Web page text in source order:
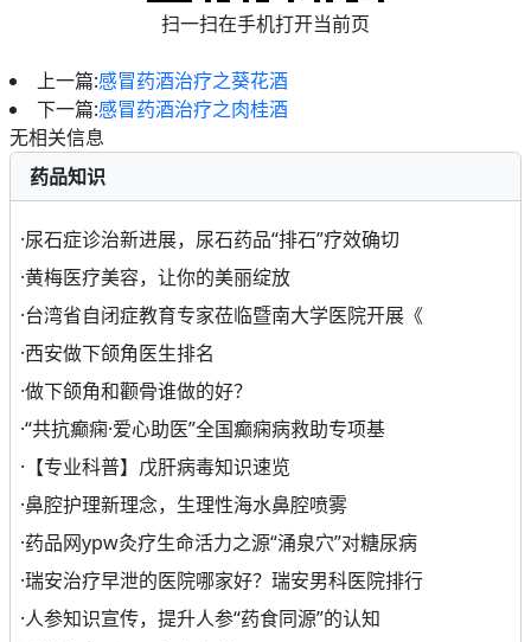
扫一扫在手机打开当前页
上一篇:感冒药酒治疗之葵花酒
下一篇:感冒药酒治疗之肉桂酒
无相关信息
药品知识
·尿石症诊治新进展，尿石药品“排石”疗效确切
·黄梅医疗美容，让你的美丽绽放
·台湾省自闭症教育专家莅临暨南大学医院开展《
·西安做下颌角医生排名
·做下颌角和颧骨谁做的好？
·“共抗癫痫·爱心助医”全国癫痫病救助专项基
· 【专业科普】戊肝病毒知识速览
·鼻腔护理新理念，生理性海水鼻腔喷雾
·药品网ypw灸疗生命活力之源“涌泉穴”对糖尿病
·瑞安治疗早泄的医院哪家好？瑞安男科医院排行
·人参知识宣传，提升人参“药食同源”的认知